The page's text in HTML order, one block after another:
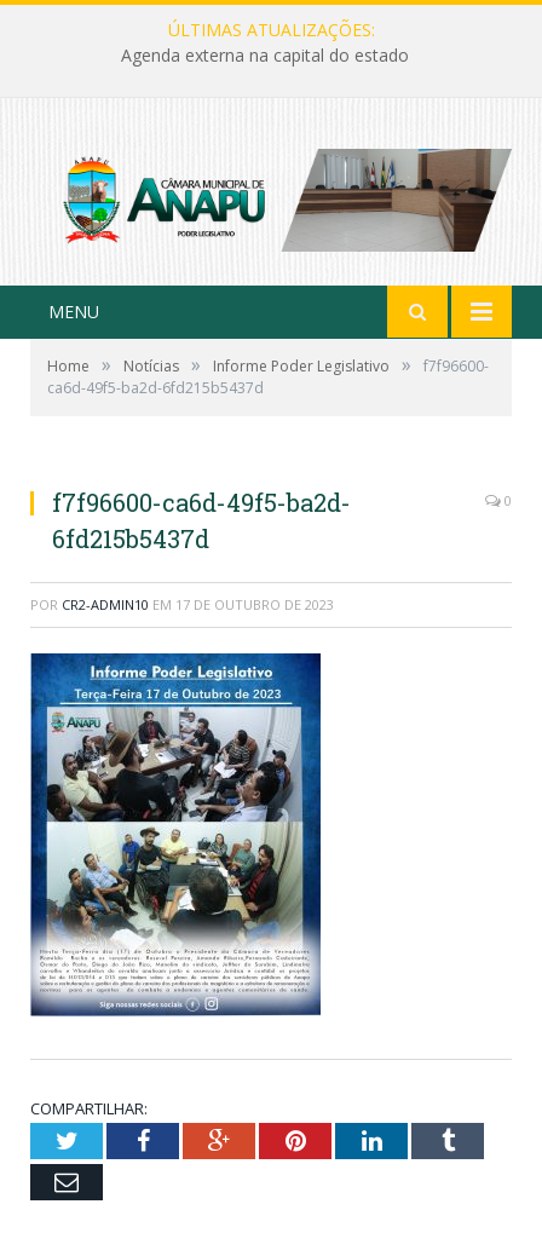
ÚLTIMAS ATUALIZAÇÕES:
Agenda externa na capital do estado
MENU
Home » Notícias » Informe Poder Legislativo »
f7f96600-
ca6d-49f5-ba2d-6fd215b5437d
f7f96600-ca6d-49f5-ba2d-
6fd215b5437d
0
POR CR2-ADMIN10 EM 17 DE OUTUBRO DE 2023
COMPARTILHAR:
TwitterFacebookGoogle+PinterestLinkedInTumblr
Email